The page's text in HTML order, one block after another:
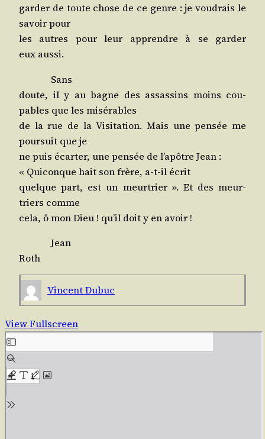
gar­der de toute chose de ce genre : je vou­drais le
savoir pour
les autres pour leur apprendre à se gar­der
eux aussi.
Sans
doute, il y au bagne des assas­sins moins cou­
pables que les misérables
de la rue de la Visi­ta­tion. Mais une pen­sée me
pour­suit que je
ne puis écar­ter, une pen­sée de l’a­pôtre Jean :
« Qui­conque hait son frère, a‑t-il écrit
quelque part, est un meur­trier ». Et des meur­
triers comme
cela, ô mon Dieu ! qu’il doit y en avoir !
Jean
Roth
Vincent Dubuc
View Fullscreen